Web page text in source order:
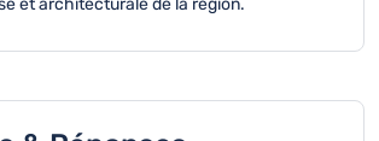
et architecturale de la région.